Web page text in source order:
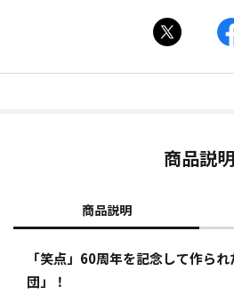
商品説明
商品説明
「笑点」60周年を記念して作ら
団」！